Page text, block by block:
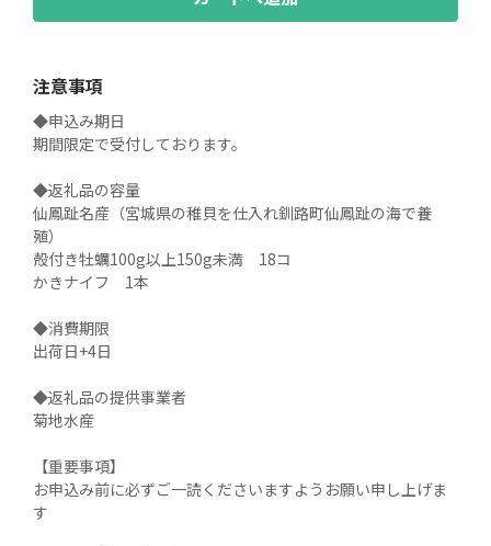
注意事項
◆申込み期日
期間限定で受付しております。
◆返礼品の容量
仙鳳趾名産（宮城県の稚貝を仕入れ釧路町仙鳳趾の海で養
殖）
殻付き牡蠣100g以上150g未満　18コ
かきナイフ　1本
◆消費期限
出荷日+4日
◆返礼品の提供事業者
菊地水産
【重要事項】
お申込み前に必ずご一読くださいますようお願い申し上げま
す